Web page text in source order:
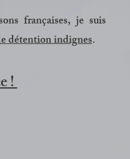
françaises, je suis
détention indignes.
!